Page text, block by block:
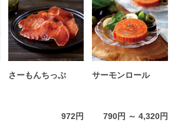
さーもんちっぷ
972円
サーモンロール
790円 ～ 4,320円